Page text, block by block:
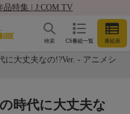
品特集 | J:COM TV
CS番組一覧 番組表
検索
に大丈夫なの!?Ver. - アニメシ
時代に大丈夫な